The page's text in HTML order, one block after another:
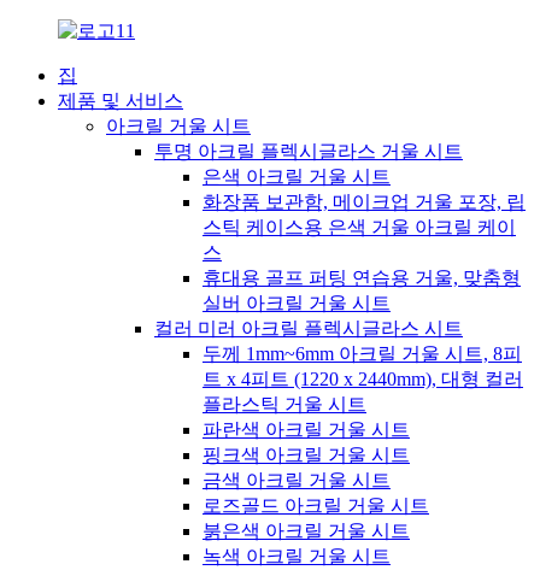
집
제품 및 서비스
아크릴 거울 시트
투명 아크릴 플렉시글라스 거울 시트
은색 아크릴 거울 시트
화장품 보관함, 메이크업 거울 포장, 립
스틱 케이스용 은색 거울 아크릴 케이
스
휴대용 골프 퍼팅 연습용 거울, 맞춤형
실버 아크릴 거울 시트
컬러 미러 아크릴 플렉시글라스 시트
두께 1mm~6mm 아크릴 거울 시트, 8피
트 x 4피트 (1220 x 2440mm), 대형 컬러
플라스틱 거울 시트
파란색 아크릴 거울 시트
핑크색 아크릴 거울 시트
금색 아크릴 거울 시트
로즈골드 아크릴 거울 시트
붉은색 아크릴 거울 시트
녹색 아크릴 거울 시트